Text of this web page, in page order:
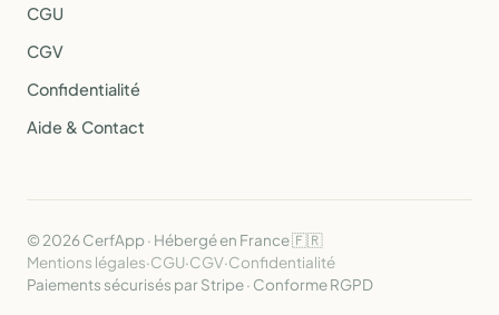
CGU
CGV
Confidentialité
Aide & Contact
© 2026 CerfApp · Hébergé en France 🇫🇷
Mentions légales·CGU·CGV·Confidentialité
Paiements sécurisés par Stripe · Conforme RGPD